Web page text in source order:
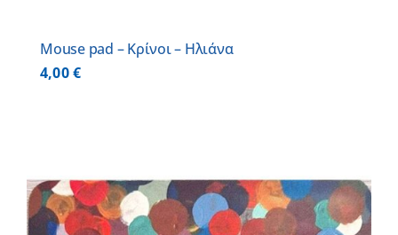
Mouse pad – Κρίνοι – Ηλιάνα
4,00€